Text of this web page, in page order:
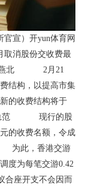
官宣）开yun体育网
取消股份交收费最
燕北 2月21
结构，以提高市集
的收费结构将于
轨范 现行的股
的收费名额，令成
为此，香港交游
度为每笔交游0.42
合座开支不会因而